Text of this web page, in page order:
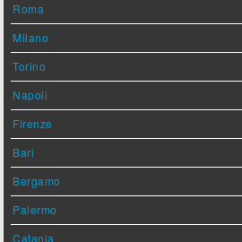
Roma
Milano
Torino
Napoli
Firenze
Bari
Bergamo
Palermo
Catania